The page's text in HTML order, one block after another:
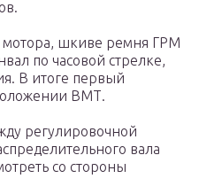
мотора, шкиве ремня ГРМ
по часовой стрелке,
В итоге первый
ВМТ.
регулировочной
вала
со стороны